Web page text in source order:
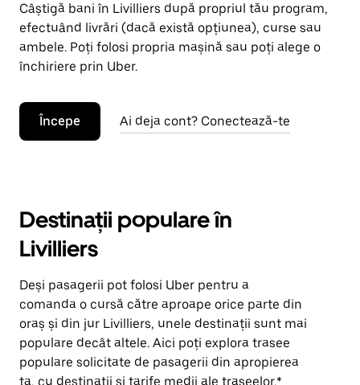
Câștigă bani în Livilliers după propriul tău program,
efectuând livrări (dacă există opțiunea), curse sau
ambele. Poți folosi propria mașină sau poți alege o
închiriere prin Uber.
Începe Ai deja cont? Conectează-te
Destinații populare în
Livilliers
Deși pasagerii pot folosi Uber pentru a
comanda o cursă către aproape orice parte din
oraș și din jur Livilliers, unele destinații sunt mai
populare decât altele. Aici poți explora trasee
populare solicitate de pasagerii din apropierea
ta, cu destinații și tarife medii ale traseelor.*